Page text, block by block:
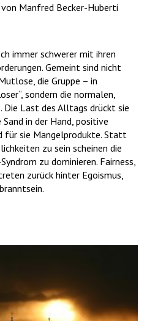
Manfred Becker-Huberti
immer schwerer mit ihren
Gemeint sind nicht
die Gruppe – in
sondern die normalen,
Last des Alltags drückt sie
in der Hand, positive
für sie Mangelprodukte. Statt
zu sein scheinen die
zu dominieren. Fairness,
zurück hinter Egoismus,